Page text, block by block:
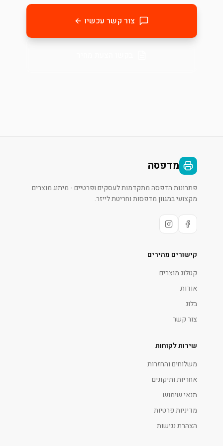
צור קשר עכשיו
מדפסה
פתרונות הדפסה מתקדמות לעסקים ופרטיים - מיתוג מוצרים
מקצועי במגוון מדפסות וחריטת לייזר.
קישורים מהירים
קטלוג מוצרים
אודות
בלוג
צור קשר
שירות לקוחות
משלוחים והחזרות
אחריות ותיקונים
תנאי שימוש
מדיניות פרטיות
הצהרת נגישות